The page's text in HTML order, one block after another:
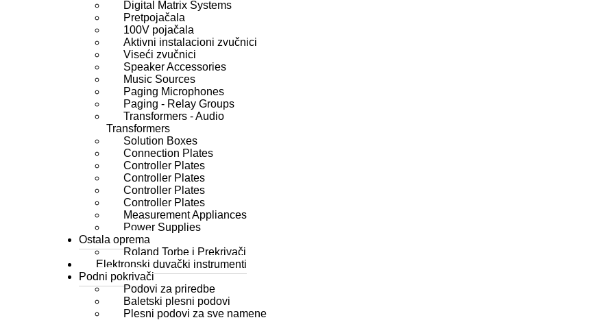
Digital Matrix Systems
Pretpojačala
100V pojačala
Aktivni instalacioni zvučnici
Viseći zvučnici
Speaker Accessories
Music Sources
Paging Microphones
Paging - Relay Groups
Transformers - Audio
Transformers
Solution Boxes
Connection Plates
Controller Plates
Controller Plates
Controller Plates
Controller Plates
Measurement Appliances
Power Supplies
Ostala oprema
Roland Torbe i Prekrivači
Elektronski duvački instrumenti
Podni pokrivači
Podovi za priredbe
Baletski plesni podovi
Plesni podovi za sve namene